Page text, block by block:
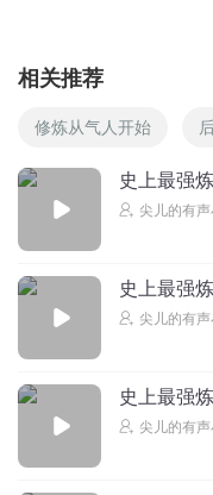
相关推荐
修炼从气人开始
史上最强
尖儿的有
史上最强
尖儿的有
史上最强
尖儿的有